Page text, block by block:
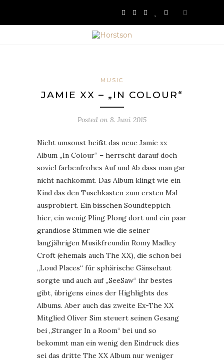
MUSIC
JAMIE XX – „IN COLOUR“
Posted on 8. Juni 2015
Nicht umsonst heißt das neue Jamie xx
Album „In Colour“ – herrscht darauf doch
soviel farbenfrohes Auf und Ab dass man gar
nicht nachkommt. Das Album klingt wie ein
Kind das den Tuschkasten zum ersten Mal
ausprobiert. Ein bisschen Soundteppich
hier, ein wenig Pling Plong dort und ein paar
grandiose Stimmen wie die seiner
langjährigen Musikfreundin Romy Madley
Croft (ehemals auch The XX), die schon bei
„Loud Places“ für sphärische Gänsehaut
sorgte und auch auf „SeeSaw“ ihr bestes
gibt, übrigens eines der Highlights des
Albums. Aber auch das zweite Ex-The XX
Mitglied Oliver Sim steuert seinen Gesang
bei „Stranger In a Room“ bei und so
bekommt man ein wenig den Eindruck dies
sei das dritte The XX Album nur weniger